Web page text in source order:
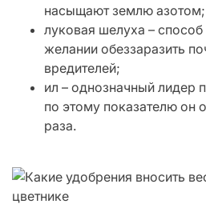
насыщают землю азотом;
луковая шелуха –
желании обеззаразить
вредителей;
ил – однозначный лидер
по этому показателю он
раза.